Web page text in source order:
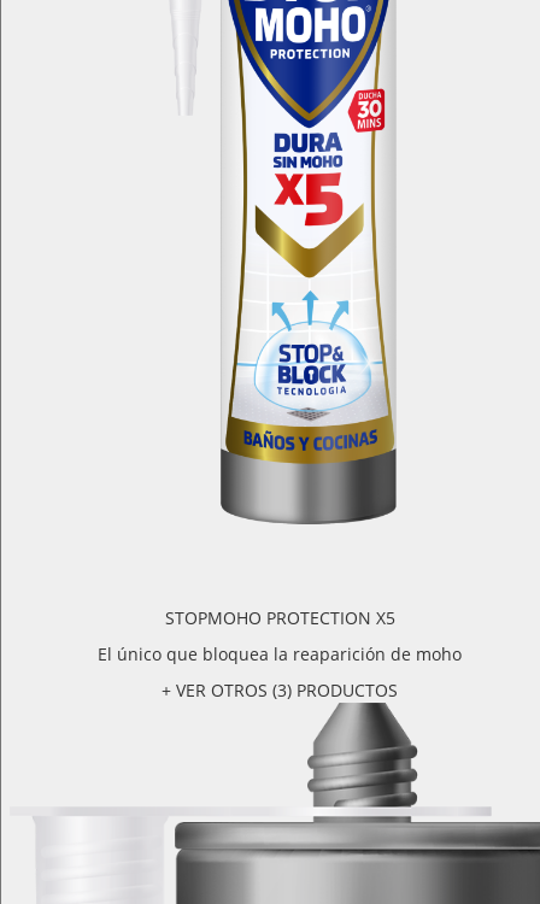
STOPMOHO PROTECTION X5
El único que bloquea la reaparición de moho
+ VER OTROS (3) PRODUCTOS